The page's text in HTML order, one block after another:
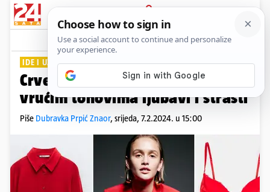
PRIJAVA
Lifestyle Komentari
IDE I UZ VISOKE ČIZME
Crveno Valentinovo: Stilovi u
vrućim tonovima ljubavi i strasti
Piše Dubravka Prpić Znaor, srijeda, 7.2.2024. u 15:00